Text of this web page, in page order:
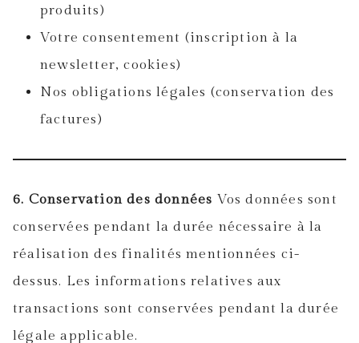
produits)
Votre consentement (inscription à la
newsletter, cookies)
Nos obligations légales (conservation des
factures)
6. Conservation des données Vos données sont
conservées pendant la durée nécessaire à la
réalisation des finalités mentionnées ci-
dessus. Les informations relatives aux
transactions sont conservées pendant la durée
légale applicable.